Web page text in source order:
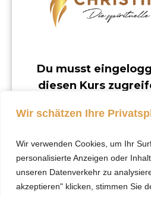
Wir schätzen Ihre
Wir verwenden Cookies, um Ihr
personalisierte Anzeigen oder
unseren Datenverkehr zu
akzeptieren" klicken, stimmen Sie
Du musst
diesen Kurs
Klicke hier,